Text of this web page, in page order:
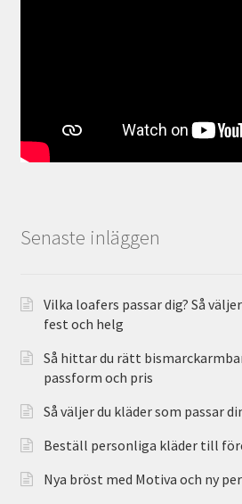
Senaste inläggen
Vilka loafers passar dig? Så
fest och helg
Så hittar du rätt
passform och pris
Så väljer du kläder som passar
Beställ personliga kläder till
Nya bröst med Motiva och ny